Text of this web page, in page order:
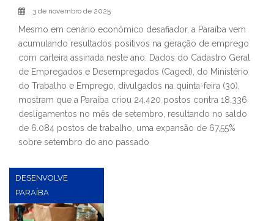
3 de novembro de 2025
Mesmo em cenário econômico desafiador, a Paraíba vem
acumulando resultados positivos na geração de emprego
com carteira assinada neste ano. Dados do Cadastro Geral
de Empregados e Desempregados (Caged), do Ministério
do Trabalho e Emprego, divulgados na quinta-feira (30),
mostram que a Paraíba criou 24.420 postos contra 18.336
desligamentos no mês de setembro, resultando no saldo
de 6.084 postos de trabalho, uma expansão de 67,55%
sobre setembro do ano passado
DESENVOLVE
PARAÍBA